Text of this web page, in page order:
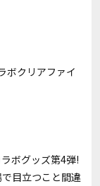
ボクリアファイ
ボグッズ第4弾!
目立つこと間違